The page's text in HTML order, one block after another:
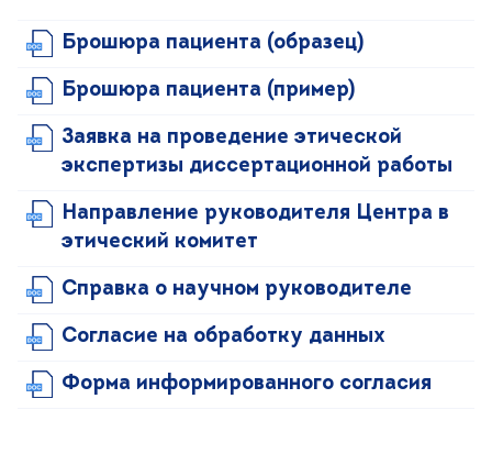
Брошюра пациента (образец)
Брошюра пациента (пример)
Заявка на проведение этической
экспертизы диссертационной работы
Направление руководителя Центра в
этический комитет
Справка о научном руководителе
Cогласие на обработку данных
Форма информированного согласия